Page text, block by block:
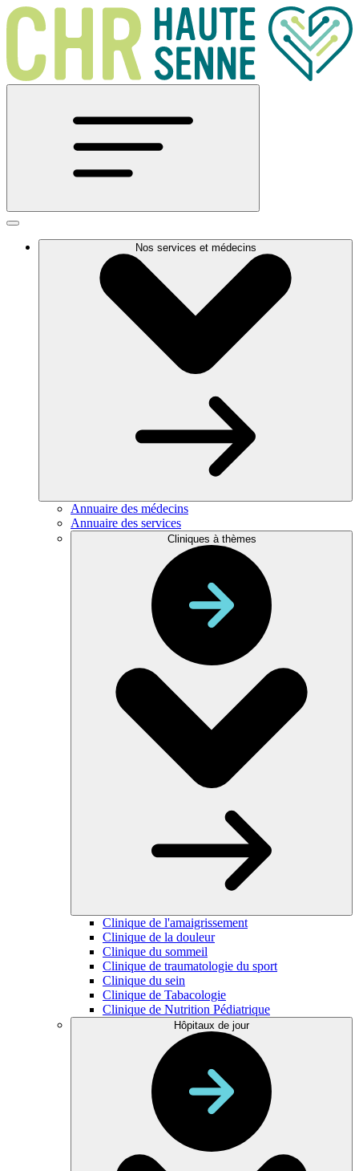
Nos services et médecins
Annuaire des médecins
Annuaire des services
Cliniques à thèmes
Clinique de l'amaigrissement
Clinique de la douleur
Clinique du sommeil
Clinique de traumatologie du sport
Clinique du sein
Clinique de Tabacologie
Clinique de Nutrition Pédiatrique
Hôpitaux de jour